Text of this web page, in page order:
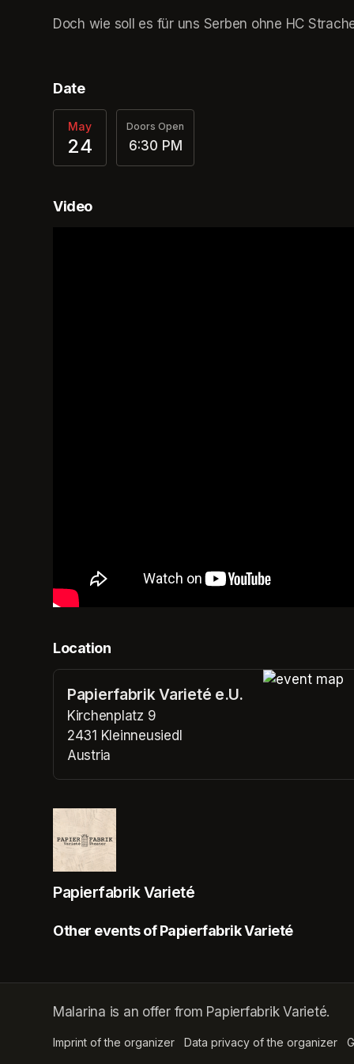
Doch wie soll es für uns Serben ohne HC
Date
May
24
Doors Open
6:30 PM
Video
Location
Papierfabrik Varieté e.U.
Kirchenplatz 9
2431 Kleinneusiedl
Austria
Papierfabrik Varieté
Other events of Papierfabrik Varieté
Malarina is an offer from Papierfabrik Varieté.
Imprint of the organizer (opens in a new tab)
Data privacy of the organizer